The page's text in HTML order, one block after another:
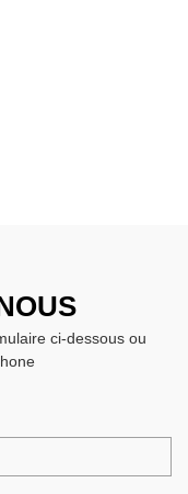
ci-dessous ou